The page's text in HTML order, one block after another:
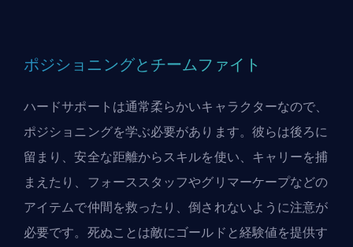
ポジショニングとチームファイト
ハードサポートは通常柔らかいキャラクターなので、
ポジショニングを学ぶ必要があります。彼らは後ろに
留まり、安全な距離からスキルを使い、キャリーを捕
まえたり、フォーススタッフやグリマーケープなどの
アイテムで仲間を救ったり、倒されないように注意が
必要です。死ぬことは敵にゴールドと経験値を提供す